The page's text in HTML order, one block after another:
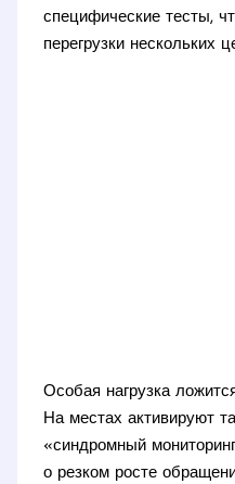
специфические тесты,
перегрузки нескольких
Особая нагрузка
На местах активируют
«синдромный
о резком росте